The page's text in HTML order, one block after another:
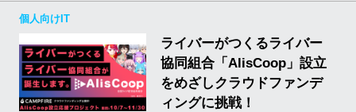
個人向けIT
ライバーがつくるライバー
協同組合「AlisCoop」設立
をめざしクラウドファンデ
ィングに挑戦！